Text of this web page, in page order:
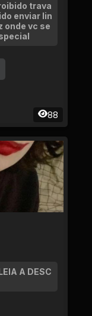
trava
enviar lin
onde vc se
88
A DESC